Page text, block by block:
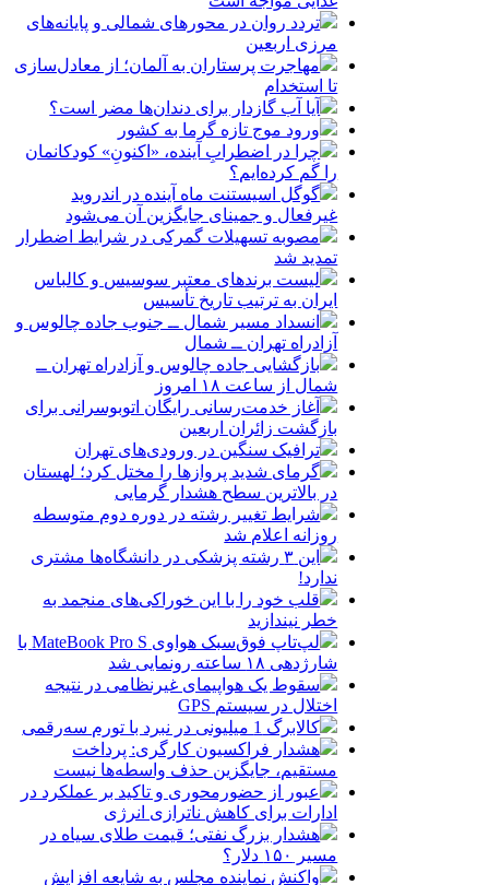
تردد روان در محورهای شمالی و پایانه‌های
مرزی اربعین
مهاجرت پرستاران به آلمان؛ از معادل‌سازی
تا استخدام
آیا آب گازدار برای دندان‌ها مضر است؟
ورود موج تازه گرما به کشور
چرا در اضطرابِ آینده، «اکنونِ» کودکانمان
را گم کرده‌ایم؟
گوگل اسیستنت ماه آینده در اندروید
غیرفعال و جمینای جایگزین آن می‌شود
مصوبه تسهیلات گمرکی در شرایط اضطرار
تمدید شد
لیست برندهای معتبر سوسیس و کالباس
ایران به ترتیب تاریخ تأسیس
انسداد مسیر شمال ــ جنوب جاده چالوس و
آزادراه تهران ــ شمال
بازگشایی جاده چالوس و آزادراه تهران ــ
شمال از ساعت ۱۸ امروز
آغاز خدمت‌رسانی رایگان اتوبوسرانی برای
بازگشت زائران اربعین
ترافیک سنگین در ورودی‌های تهران
گرمای شدید پروازها را مختل کرد؛ لهستان
در بالاترین سطح هشدار گرمایی
شرایط تغییر رشته در دوره دوم متوسطه
روزانه اعلام شد
این ۳ رشته پزشکی در دانشگاه‌ها مشتری
ندارد!
قلب خود را با این خوراکی‌های منجمد به
خطر نیندازید
لپ‌تاپ فوق‌سبک هواوی MateBook Pro S با
شارژدهی ۱۸ ساعته رونمایی شد
سقوط یک هواپیمای غیرنظامی در نتیجه
اختلال در سیستم‌ GPS
کالابرگ 1 میلیونی در نبرد با تورم سه‌رقمی
هشدار فراکسیون کارگری: پرداخت
مستقیم، جایگزین حذف واسطه‌ها نیست
عبور از حضورمحوری و تاکید بر عملکرد در
ادارات برای کاهش ناترازی انرژی
هشدار بزرگ نفتی؛ قیمت طلای سیاه در
مسیر ۱۵۰ دلار؟
واکنش نماینده مجلس به شایعه افزایش